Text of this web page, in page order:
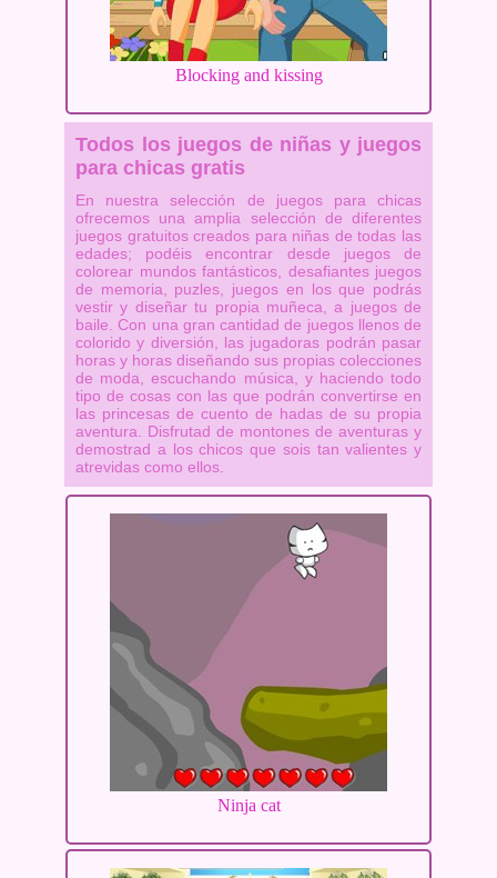
Blocking and kissing
Todos los juegos de niñas y juegos
para chicas gratis
En nuestra selección de juegos para chicas
ofrecemos una amplia selección de diferentes
juegos gratuitos creados para niñas de todas las
edades; podéis encontrar desde juegos de
colorear mundos fantásticos, desafiantes juegos
de memoria, puzles, juegos en los que podrás
vestir y diseñar tu propia muñeca, a juegos de
baile. Con una gran cantidad de juegos llenos de
colorido y diversión, las jugadoras podrán pasar
horas y horas diseñando sus propias colecciones
de moda, escuchando música, y haciendo todo
tipo de cosas con las que podrán convertirse en
las princesas de cuento de hadas de su propia
aventura. Disfrutad de montones de aventuras y
demostrad a los chicos que sois tan valientes y
atrevidas como ellos.
Ninja cat